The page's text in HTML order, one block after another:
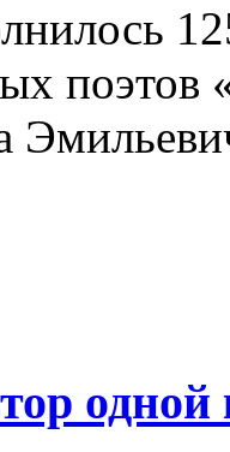
поэтов